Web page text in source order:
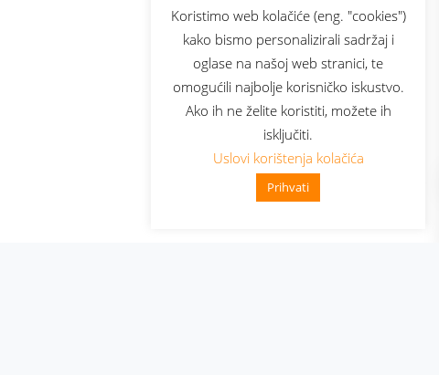
Koristimo web kolačiće (eng. "cookies")
kako bismo personalizirali sadržaj i
oglase na našoj web stranici, te
omogućili najbolje korisničko iskustvo.
Ako ih ne želite koristiti, možete ih
isključiti.
Uslovi korištenja kolačića
Prihvati
👋 Zdravo, kako mogu pomoći?
Prijava za newsletter